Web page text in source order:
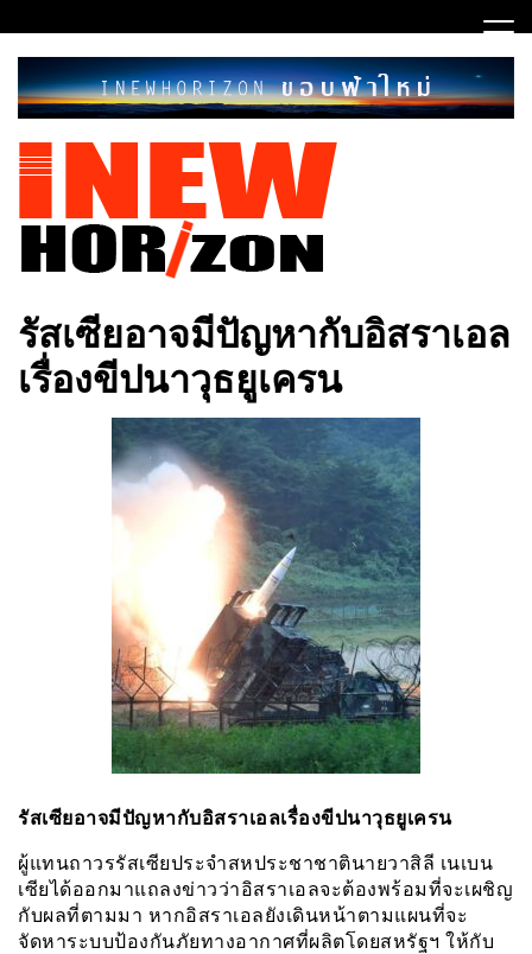
to
content
INEWHORIZON
รัสเซียอาจมีปัญหากับอิสราเอล
เรื่องขีปนาวุธยูเครน
รัสเซียอาจมีปัญหากับอิสราเอลเรื่องขีปนาวุธยูเครน
ผู้แทนถาวรรัสเซียประจำสหประชาชาตินายวาสิลี เนเบน
เซียได้ออกมาแถลงข่าวว่าอิสราเอลจะต้องพร้อมที่จะเผชิญ
กับผลที่ตามมา หากอิสราเอลยังเดินหน้าตามแผนที่จะ
จัดหาระบบป้องกันภัยทางอากาศที่ผลิตโดยสหรัฐฯ ให้กับ